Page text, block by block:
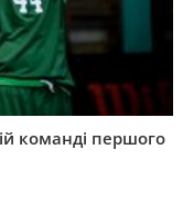
команді першого